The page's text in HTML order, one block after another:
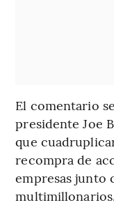
El comentario
presidente Joe
que
recompra de
empresas junto